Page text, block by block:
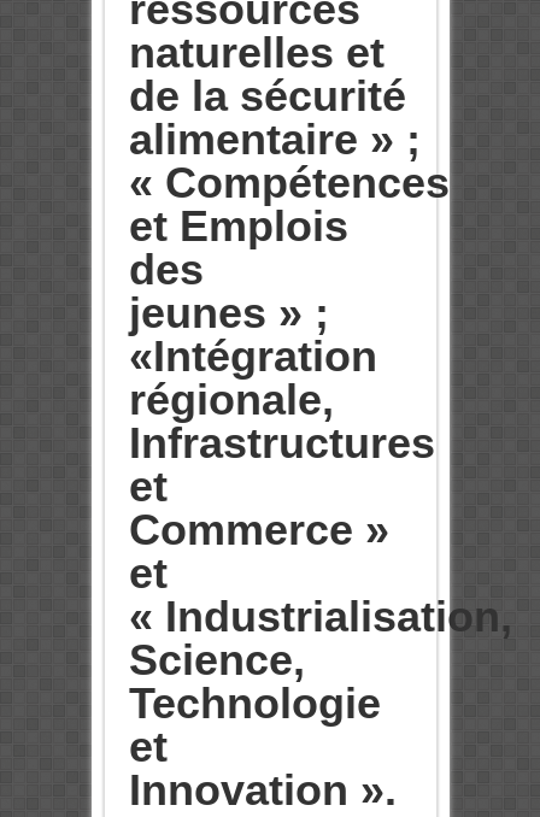
naturelles et
de la sécurité
alimentaire » ;
« Compétences
et Emplois
des
jeunes » ;
«Intégration
régionale,
Infrastructures
et
Commerce »
et
« Industrialisation,
Science,
Technologie
et
Innovation ».